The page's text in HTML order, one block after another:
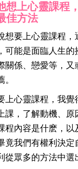
想上心靈課程
佳方法
想要上心靈課程，
可能是面臨人生的
關係、戀愛等，又
上心靈課程，我覺
課，了解動機、原
程內容是什麽，以
竟我們有權利決定
從眾多的方法中選